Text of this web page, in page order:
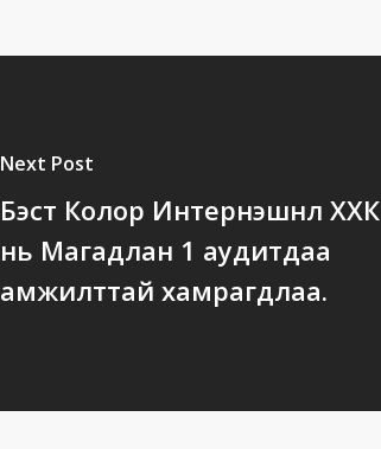
Next Post
Бэст Колор Интернэшнл ХХК
нь Магадлан 1 аудитдаа
амжилттай хамрагдлаа.